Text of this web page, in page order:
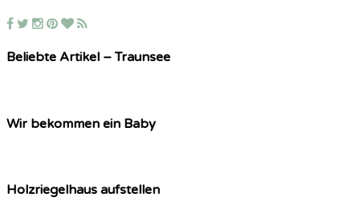
Beliebte Artikel – Traunsee
Wir bekommen ein Baby
Holzriegelhaus aufstellen